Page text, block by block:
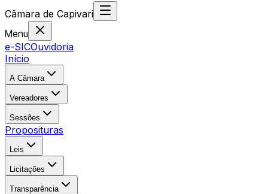
Câmara de Capivari
Menu
e-SICOuvidoria
Início
A Câmara
Vereadores
Sessões
Proposituras
Leis
Licitações
Transparência